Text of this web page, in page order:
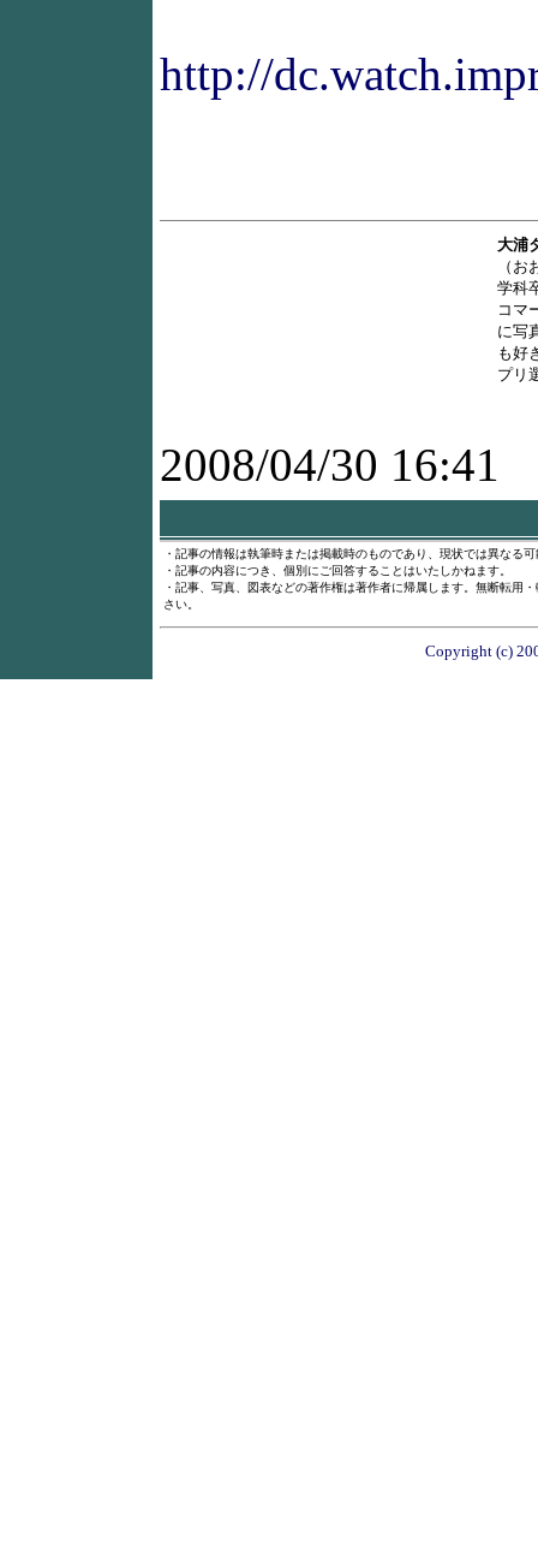
http://
大浦
（
学科
コマ
に写
も好
プリ
2008/04/30 16:41
・記事の情報は執筆時または掲載時のものであり、現状では異なる
・記事の内容につき、個別にご回答することはいたしかねます。
・記事、写真、図表などの著作権は著作者に帰属します。無断転用
さい。
Copyright (c)